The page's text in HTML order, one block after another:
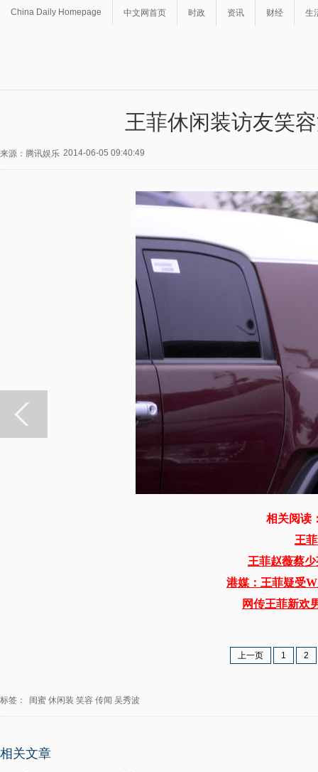
China Daily Homepage 中文网首页 时政 资讯 财经 生
王菲休闲装访友笑
来源：腾讯娱乐 2014-06-05 09:40:49
相关阅读
王
王菲赵薇蔡
港媒：王菲疑受
网传王菲新欢
上一页 1 2
标签： 闺蜜 休闲装 笑容 传闻 吴秀波
相关文章